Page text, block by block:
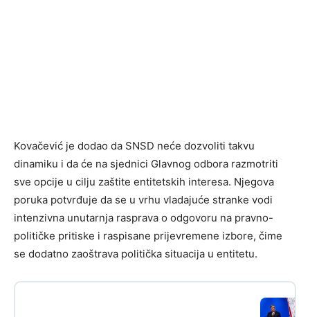
Kovačević je dodao da SNSD neće dozvoliti takvu
dinamiku i da će na sjednici Glavnog odbora razmotriti
sve opcije u cilju zaštite entitetskih interesa. Njegova
poruka potvrđuje da se u vrhu vladajuće stranke vodi
intenzivna unutarnja rasprava o odgovoru na pravno-
političke pritiske i raspisane prijevremene izbore, čime
se dodatno zaoštrava politička situacija u entitetu.